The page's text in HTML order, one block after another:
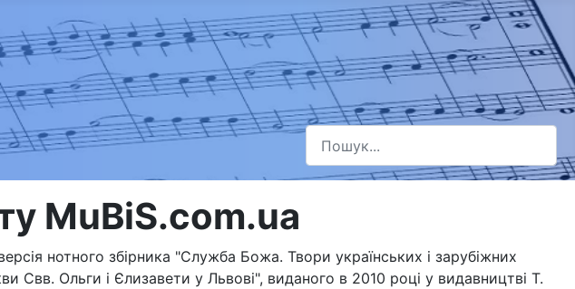
Пошук
Type 2 or more characters for results.
MuBiS.com.ua
нотного збірника "Служба Божа. Твори українських і зарубіжних
Свв. Ольги і Єлизавети у Львові", виданого в 2010 році у видавництві Т.